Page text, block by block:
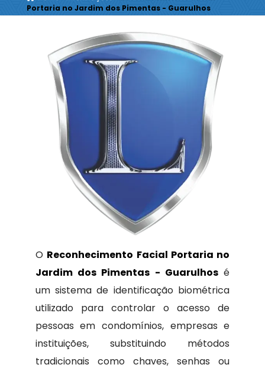
Portaria no Jardim dos Pimentas - Guarulhos
O Reconhecimento Facial Portaria no
Jardim dos Pimentas - Guarulhosé
um sistema de identificação biométrica
utilizado para controlar o acesso de
pessoas em condomínios, empresas e
instituições, substituindo métodos
tradicionais como chaves, senhas ou